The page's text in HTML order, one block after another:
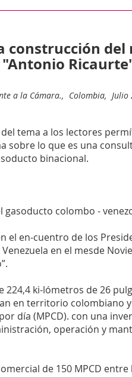
construcción
a la Cámara., Colombia, Julio
tema a los lectores
sobre lo que es una
binacional.
colombo -
el en-cuentro de los
Venezuela en el mesde
ki-lómetros de 26
en territorio colombiano
día (MPCD). con una
operación y
de 150 MPCD